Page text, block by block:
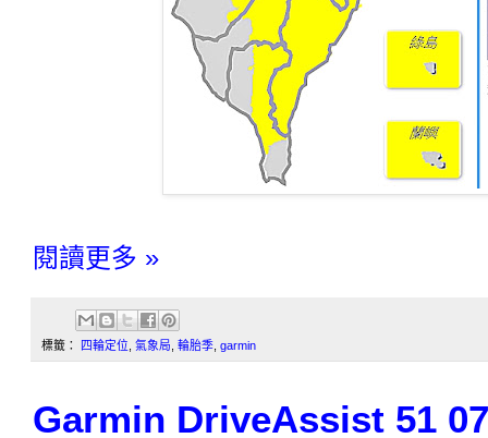
閱讀更多 »
標籤： 四輪定位 氣象局 輪胎季 garmin
Garmin DriveAssist 51